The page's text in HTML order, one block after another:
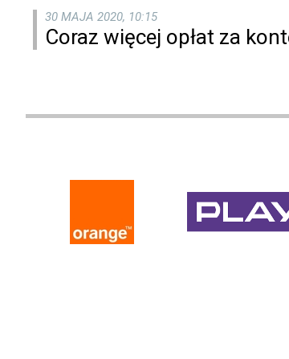
30 MAJA 2020, 10:15
Coraz więcej opłat za